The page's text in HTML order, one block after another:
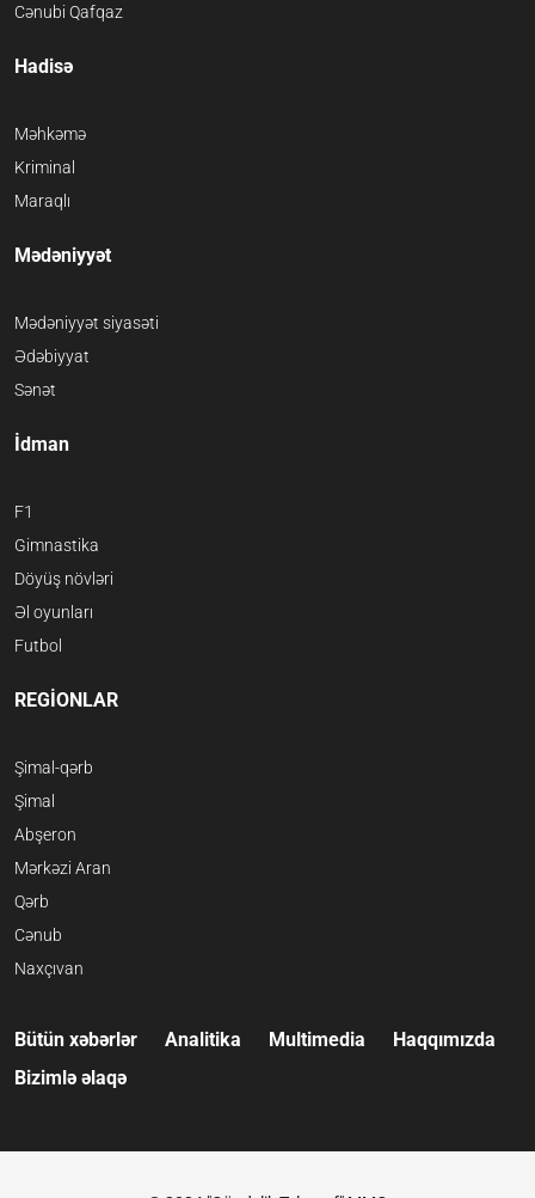
Cənubi Qafqaz
Hadisə
Məhkəmə
Kriminal
Maraqlı
Mədəniyyət
Mədəniyyət siyasəti
Ədəbiyyat
Sənət
İdman
F1
Gimnastika
Döyüş növləri
Əl oyunları
Futbol
REGİONLAR
Şimal-qərb
Şimal
Abşeron
Mərkəzi Aran
Qərb
Cənub
Naxçıvan
Bütün xəbərlər Analitika Multimedia
Haqqımızda
Bizimlə əlaqə